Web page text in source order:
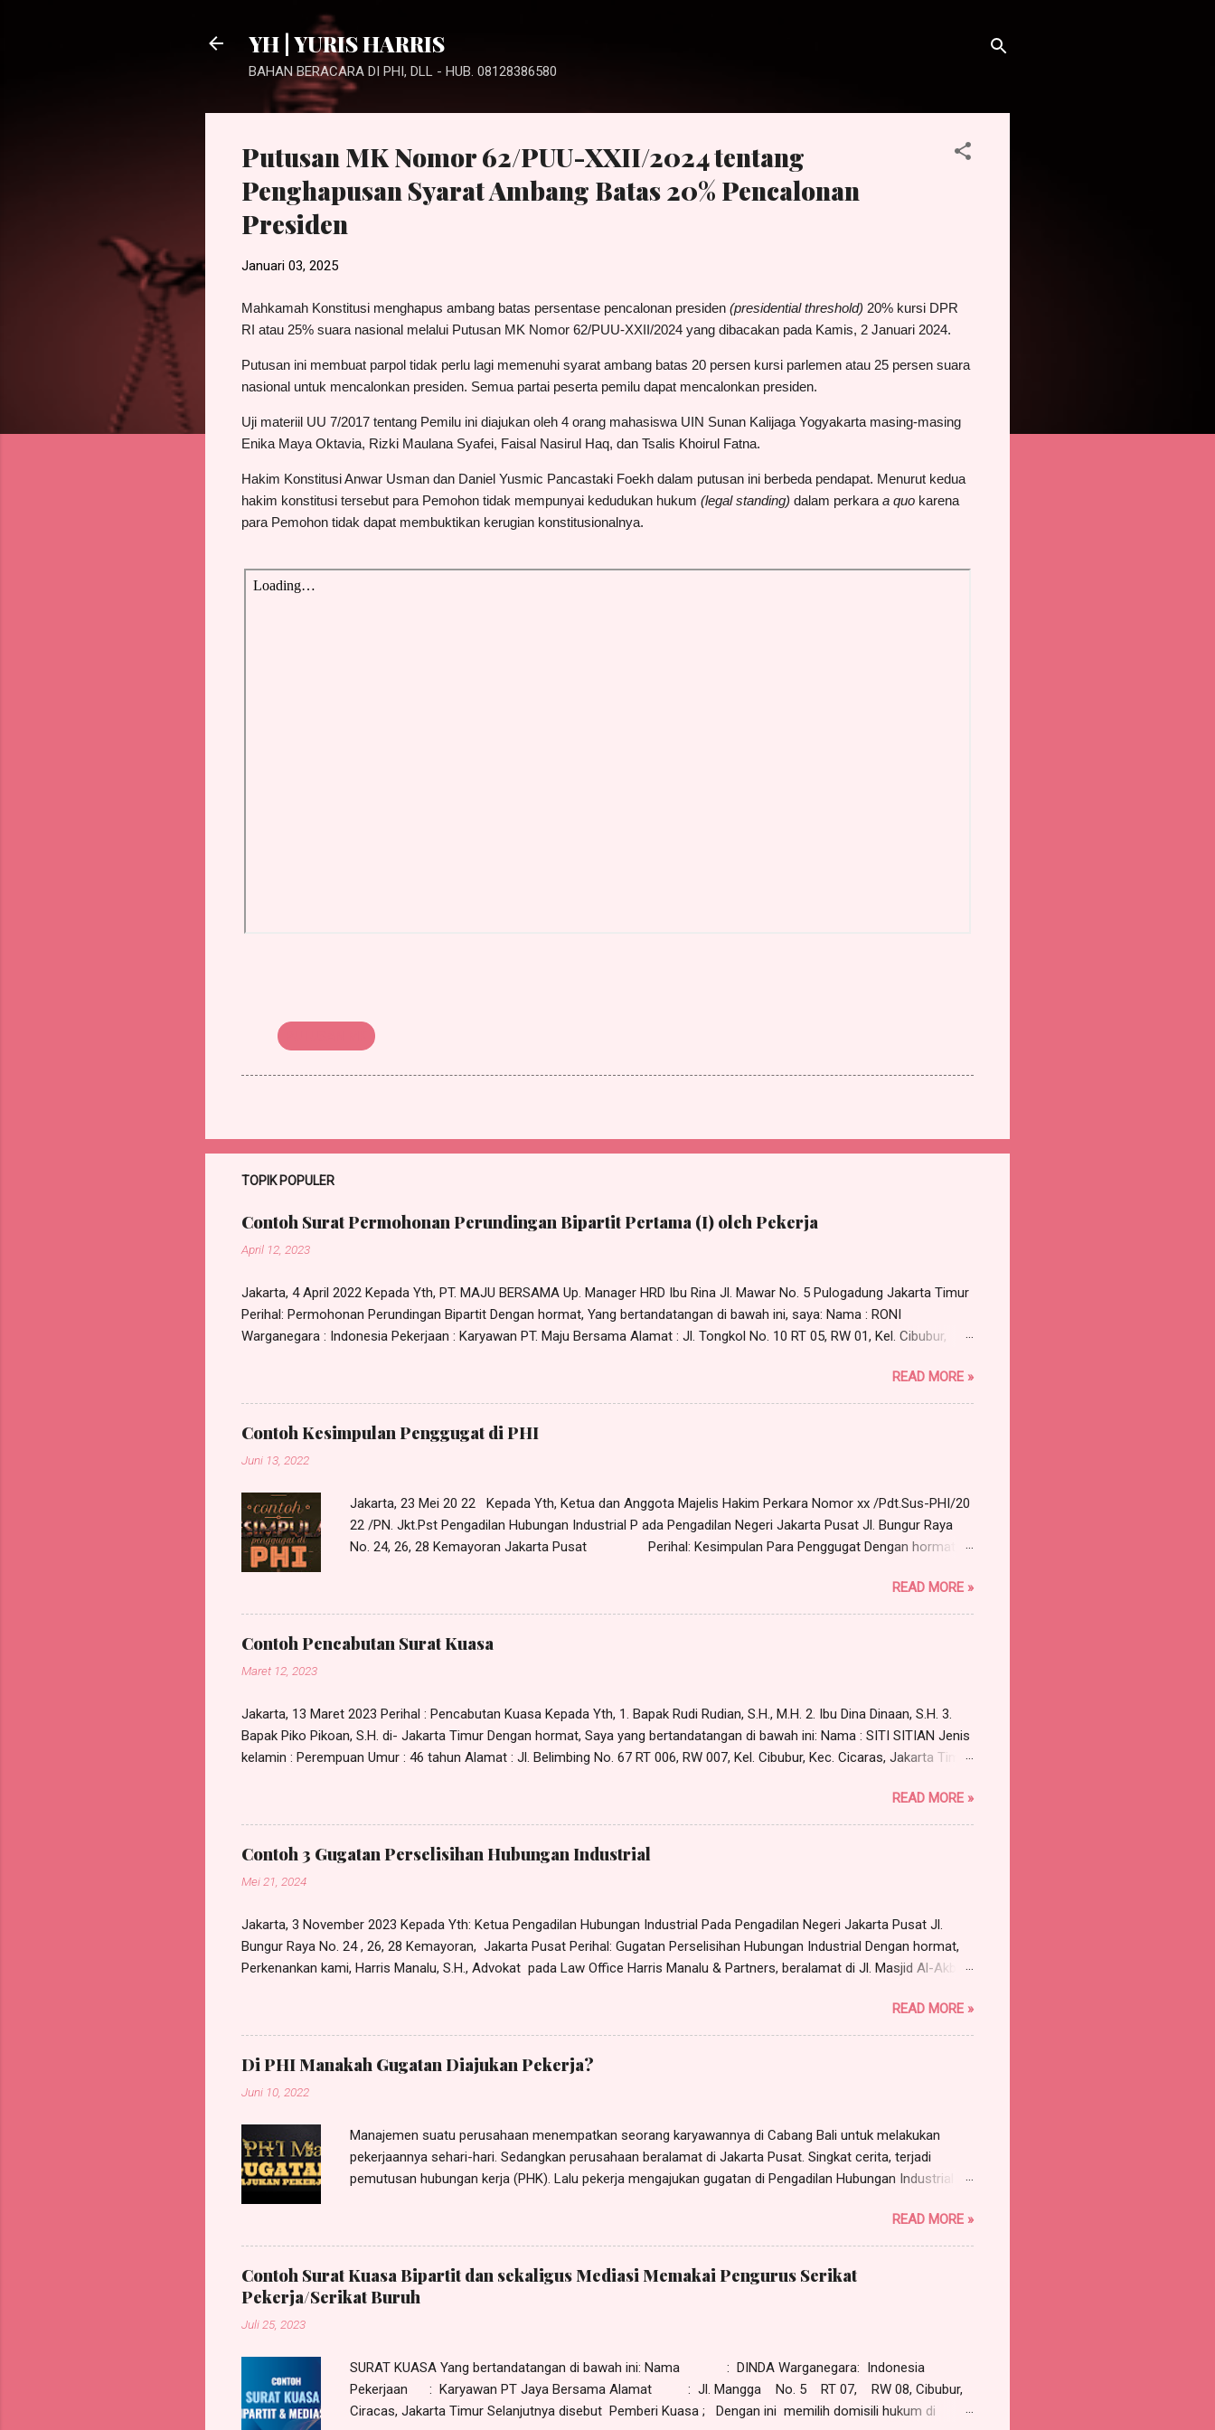
YH | YURIS HARRIS
BAHAN BERACARA DI PHI, DLL - HUB. 08128386580
Putusan MK Nomor 62/PUU-XXII/2024 tentang
Penghapusan Syarat Ambang Batas 20% Pencalonan
Presiden
Januari 03, 2025
Mahkamah Konstitusi menghapus ambang batas persentase pencalonan presiden (presidential threshold) 20% kursi DPR
RI atau 25% suara nasional melalui Putusan MK Nomor 62/PUU-XXII/2024 yang dibacakan pada Kamis, 2 Januari 2024.
Putusan ini membuat parpol tidak perlu lagi memenuhi syarat ambang batas 20 persen kursi parlemen atau 25 persen suara
nasional untuk mencalonkan presiden. Semua partai peserta pemilu dapat mencalonkan presiden.
Uji materiil UU 7/2017 tentang Pemilu ini diajukan oleh 4 orang mahasiswa UIN Sunan Kalijaga Yogyakarta masing-masing
Enika Maya Oktavia, Rizki Maulana Syafei, Faisal Nasirul Haq, dan Tsalis Khoirul Fatna.
Hakim Konstitusi Anwar Usman dan Daniel Yusmic Pancastaki Foekh dalam putusan ini berbeda pendapat. Menurut kedua
hakim konstitusi tersebut para Pemohon tidak mempunyai kedudukan hukum (legal standing) dalam perkara a quo karena
para Pemohon tidak dapat membuktikan kerugian konstitusionalnya.
TOPIK POPULER
Contoh Surat Permohonan Perundingan Bipartit Pertama (I) oleh Pekerja
April 12, 2023
Jakarta, 4 April 2022 Kepada Yth, PT. MAJU BERSAMA Up. Manager HRD Ibu Rina Jl. Mawar No. 5 Pulogadung Jakarta Timur
Perihal: Permohonan Perundingan Bipartit Dengan hormat, Yang bertandatangan di bawah ini, saya: Nama : RONI
Warganegara : Indonesia Pekerjaan : Karyawan PT. Maju Bersama Alamat : Jl. Tongkol No. 10 RT 05, RW 01, Kel. Cibubur,
bipartit antara saya dengan manajemen PT. Maju Bersama, maka dengan ini saya mengajukan permohonan untuk
melakukan perundingan bipartit pada: Hari : Senin Tanggal : 11 April 2022 Pukul : 10.00 WIB s/d selesai Tempat : Ruang Rapat
PT. Maju Berama Jl. Mawar No. 5 Pulogadung, Jakarta Timur Adapun yang perlu dirundingkan adalah terkait dengan
permasalahan pemutusan hubungan kerja (PHK) yang dilakukan PT. Maju Bersama terhadap saya pada tanggal 30 Maret...
READ MORE »
Contoh Kesimpulan Penggugat di PHI
Juni 13, 2022
Jakarta, 23 Mei 20 22 Kepada Yth, Ketua dan Anggota Majelis Hakim Perkara Nomor xx /Pdt.Sus-PHI/20
22 /PN. Jkt.Pst Pengadilan Hubungan Industrial P ada Pengadilan Negeri Jakarta Pusat Jl. Bungur Raya
No. 24, 26, 28 Kemayoran Jakarta Pusat Perihal: Kesimpulan Para Penggugat Dengan hormat,
Law Office Harris Manalu & Partners , beralamat di Jl. Al - Akbar Bunder I No. 119 A, Munjul, Cipayung,
Jakarta Timur-13850, selaku kuasa para Penggugat, dalam hal ini Rudi , Dkk (157 orang) , dengan ini
mengajukan KESIMPULAN dalam p erkara Nomor xx /Pdt.Sus-PHI/2022/PN. Jkt.Pst , sebagai berikut:
POKOK PERMASALAHAN Bahwa yang menjadi pokok permasalaha n dalam perkara a quo adalah
READ MORE »
Contoh Pencabutan Surat Kuasa
Maret 12, 2023
Jakarta, 13 Maret 2023 Perihal : Pencabutan Kuasa Kepada Yth, 1. Bapak Rudi Rudian, S.H., M.H. 2. Ibu Dina Dinaan, S.H. 3.
Bapak Piko Pikoan, S.H. di- Jakarta Timur Dengan hormat, Saya yang bertandatangan di bawah ini: Nama : SITI SITIAN Jenis
kelamin : Perempuan Umur : 46 tahun Alamat : Jl. Belimbing No. 67 RT 006, RW 007, Kel. Cibubur, Kec. Cicaras, Jakarta Timur
555/SKK/I/2023, bertanggal 5 Januari 2023 kepada: 1. Rudi Rudian; 2. Dina Dinaan; 3. Piko Pikoan; Para Advokat, berkantor
pada RDP Law Office, beralamat di Jl. Bangun No. 5 Jakarta Timur, dengan ini saya CABUT. Dengan saya cabut kuasa/surat
kuasa tersebut maka sejak tanggal ditandatanganinya surat pencabutan kuasa ini maka surat kuasa tersebut tidak dapat
lagi dipergunakan untuk kepentingan apapun juga. Bapak Rudi Rudian, S.H., M.H., Ibu Dina Dinaan, S.H., dan Bapa...
READ MORE »
Contoh 3 Gugatan Perselisihan Hubungan Industrial
Mei 21, 2024
Jakarta, 3 November 2023 Kepada Yth: Ketua Pengadilan Hubungan Industrial Pada Pengadilan Negeri Jakarta Pusat Jl.
Bungur Raya No. 24 , 26, 28 Kemayoran, Jakarta Pusat Perihal: Gugatan Perselisihan Hubungan Industrial Dengan hormat,
Perkenankan kami, Harris Manalu, S.H., Advokat pada Law Office Harris Manalu & Partners, beralamat di Jl. Masjid Al-Akbar
berdasarkan Surat Kuasa Khusus tertanggal 30 Oktober 2023 (terlampir), dari dan karenanya bertindak untuk dan atas nama
GUN GUNAWAN , W arga N egara Indonesia , beralamat di Jl. xxx No. x, RT x, RW x, Kel. x, Kec. x, Jakarta Barat , p ekerjaan
/jabatan sebagai Legal Advisor Human Resource Development (HRD) Yayasan Sekolah Nusantara, s elanjutnya disebut
Penggugat ; Dengan ini mengajukan gugatan perselisihan hubungan industrial kepada YAYASAN SEKOLAH NUSANTARA,...
READ MORE »
Di PHI Manakah Gugatan Diajukan Pekerja?
Juni 10, 2022
Manajemen suatu perusahaan menempatkan seorang karyawannya di Cabang Bali untuk melakukan
pekerjaannya sehari-hari. Sedangkan perusahaan beralamat di Jakarta Pusat. Singkat cerita, terjadi
pemutusan hubungan kerja (PHK). Lalu pekerja mengajukan gugatan di Pengadilan Hubungan Industrial
mengajukan eksepsi kompetensi relatif dengan mendasarkan pada ketentuan Pasal 118 HIR dan asas
actor sequitor forum rei , yaitu gugatan diajukan kepada pengadilan di tempat tinggal tergugat.
Karenanya menurut tergugat PHI Denpasar tidak berwenang memeriksa, mengadili dan memutus
perkara/gugatan yang diajukan si pekerja. Menurut tergugat yang berwenang adalah PHI Jakarta Pusat
sesuai alamat hukum (domisili) perusahaan. Eksepsi tersebut dapat dilihat dalam Putusan PHI Denpasar
READ MORE »
Contoh Surat Kuasa Bipartit dan sekaligus Mediasi Memakai Pengurus Serikat
Pekerja/Serikat Buruh
Juli 25, 2023
SURAT KUASA Yang bertandatangan di bawah ini: Nama : DINDA Warganegara: Indonesia
Pekerjaan : Karyawan PT Jaya Bersama Alamat : Jl. Mangga No. 5 RT 07, RW 08, Cibubur,
Ciracas, Jakarta Timur Selanjutnya disebut Pemberi Kuasa ; Dengan ini memilih domisili hukum di